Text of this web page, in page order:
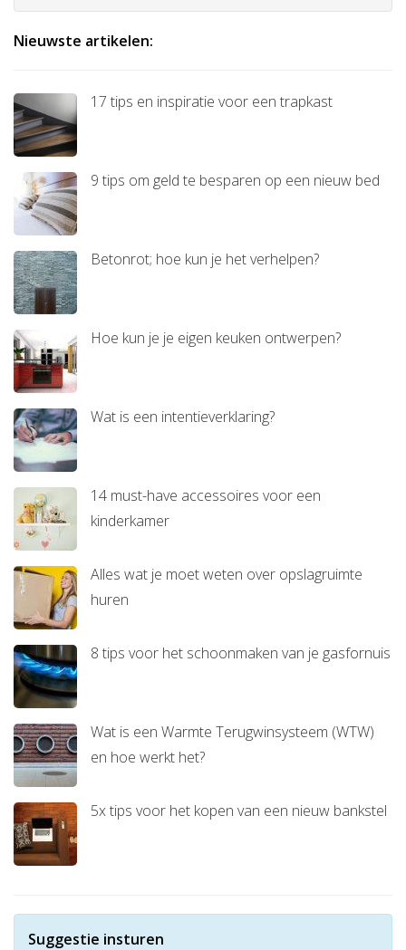
Nieuwste artikelen:
17 tips en inspiratie voor een trapkast
9 tips om geld te besparen op een nieuw bed
Betonrot; hoe kun je het verhelpen?
Hoe kun je je eigen keuken ontwerpen?
Wat is een intentieverklaring?
14 must-have accessoires voor een
kinderkamer
Alles wat je moet weten over opslagruimte
huren
8 tips voor het schoonmaken van je gasfornuis
Wat is een Warmte Terugwinsysteem (WTW)
en hoe werkt het?
5x tips voor het kopen van een nieuw bankstel
Suggestie insturen